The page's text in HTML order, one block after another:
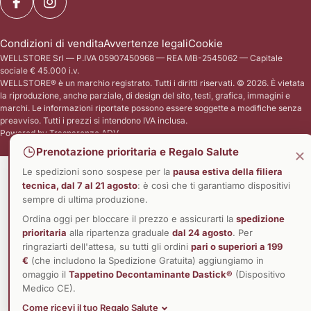
guarigione completa e duratura. I ponti del
sono strutture anatomiche incredibilmente
resistenti, formate da densi fasci di fibre
di collagene. Funzionano come dei ponti
anelastici: collegano i muscoli (che
generano la forza) alle ossa (che devono
essere mosse). Quando il muscolo si
contrae, tira il tendine, che a sua volta tira
l'osso, generando il movimento. I tendini
sono progettati per sopportare carichi di
trazione immensi. Tuttavia, hanno un
enorme punto debole: sono scarsamente
vascolarizzati. Ricevono pochissimo
sangue rispetto a un muscolo. Questo
significa che, quando subiscono un danno
o un'infiammazione, ricevono poche
sostanze nutritive e poco ossigeno per
Magnetoterapia
biomeccanica:
caviglia
il complesso
strutture più
oltre 100
lavorano in
equilibrio, spinta
(tibio-tarsica)
osso
Sotto di esso si
da una spessa
fascia plantare)
/
e
g
i
o
n
e
FacebookInstagram
WELLSTORE Srl — P.IVA 05907450968 — REA MB-2545062 — Capitale
sociale € 45.000 i.v.
WELLSTORE® è un marchio registrato. Tutti i diritti riservati. © 2026. È vietata
la riproduzione, anche parziale, di design del sito, testi, grafica, immagini e
marchi. Le informazioni riportate possono essere soggette a modifiche senza
preavviso. Tutti i prezzi si intendono IVA inclusa.
Powered byTrasparenze ADV
Condizioni di venditaAvvertenze legaliCookie
Prenotazione prioritaria e Regalo Salute
Le spedizioni sono sospese per la pausa estiva della filiera
tecnica, dal 7 al 21 agosto: è così che ti garantiamo dispositivi
sempre di ultima produzione.
Ordina oggi per bloccare il prezzo e assicurarti la spedizione
prioritaria alla ripartenza graduale dal 24 agosto. Per
ringraziarti dell'attesa, su tutti gli ordini pari o superiori a 199
€ (che includono la Spedizione Gratuita) aggiungiamo in
omaggio il Tappetino Decontaminante Dastick® (Dispositivo
Medico CE).
Come ricevi il tuo Regalo Salute